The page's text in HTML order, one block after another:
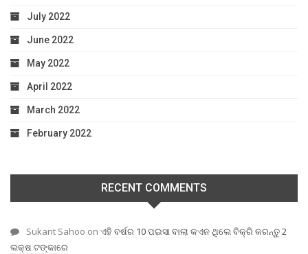
July 2022
June 2022
May 2022
April 2022
March 2022
February 2022
RECENT COMMENTS
Sukant Sahoo on ଏହି ବର୍ଷର 10 ପଇସା ବାଲା କଏନ ଥିଲେ ବିକ୍ରି କରନ୍ତୁ 2
ଲକ୍ଷ ଟଙ୍କାରେ